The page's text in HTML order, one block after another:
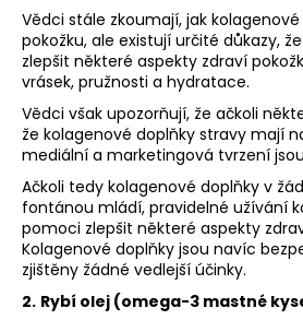
Vědci stále zkoumají, jak
pokožku, ale existují určité důkazy,
zlepšit některé aspekty zdraví
vrásek, pružnosti a hydratace.
Vědci však upozorňují, že ačkoli
že kolagenové doplňky stravy mají
mediální a marketingová tvrzení
Ačkoli tedy kolagenové doplňky v
fontánou mládí, pravidelné užívání
pomoci zlepšit některé aspekty
Kolagenové doplňky jsou navíc
zjištěny žádné vedlejší účinky.
2. Rybí olej (omega-3 mastné